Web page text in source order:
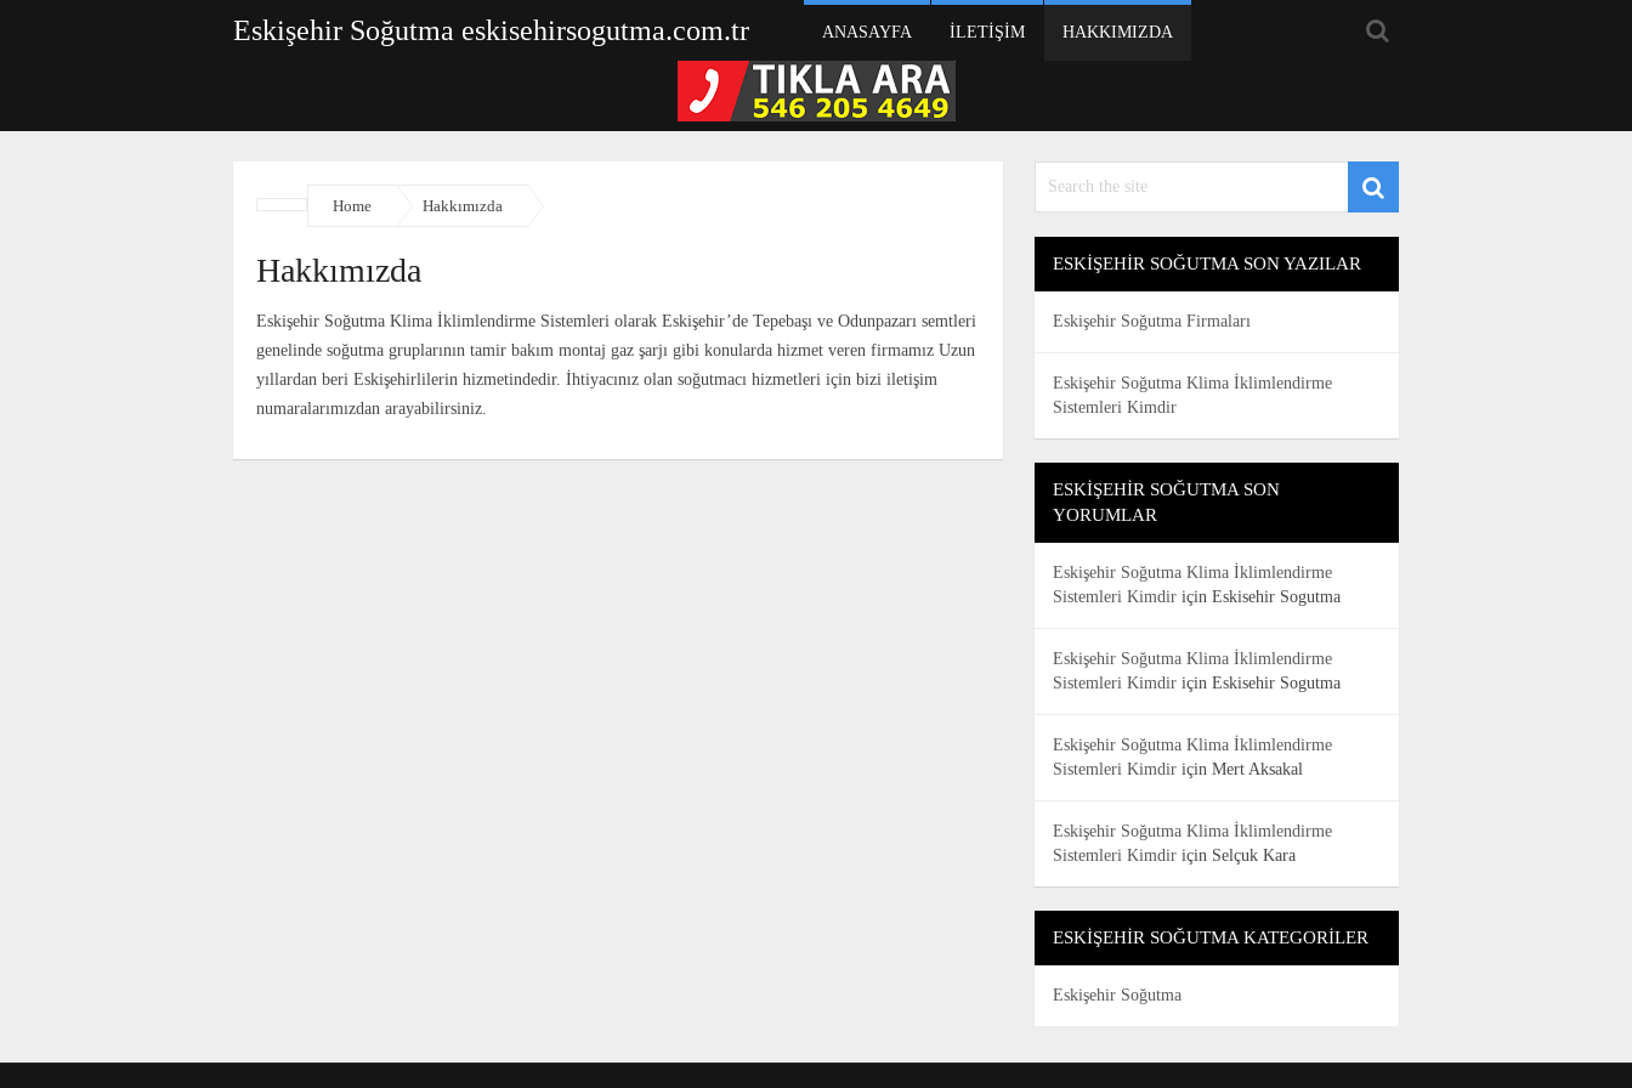
Eskişehir Soğutma eskisehirsogutma.com.tr ANASAYFA İLETIŞIM HAKKIMIZDA
Home Hakkımızda
Hakkımızda
Eskişehir Soğutma Klima İklimlendirme Sistemleri olarak Eskişehir’de Tepebaşı ve Odunpazarı semtleri
genelinde soğutma gruplarının tamir bakım montaj gaz şarjı gibi konularda hizmet veren firmamız Uzun
yıllardan beri Eskişehirlilerin hizmetindedir. İhtiyacınız olan soğutmacı hizmetleri için bizi iletişim
numaralarımızdan arayabilirsiniz.
ESKIŞEHIR SOĞUTMA SON YAZILAR
Eskişehir Soğutma Firmaları
Eskişehir Soğutma Klima İklimlendirme
Sistemleri Kimdir
ESKIŞEHIR SOĞUTMA SON
YORUMLAR
Eskişehir Soğutma Klima İklimlendirme
Sistemleri Kimdir için Eskisehir Sogutma
Eskişehir Soğutma Klima İklimlendirme
Sistemleri Kimdir için Eskisehir Sogutma
Eskişehir Soğutma Klima İklimlendirme
Sistemleri Kimdir için Mert Aksakal
Eskişehir Soğutma Klima İklimlendirme
Sistemleri Kimdir için Selçuk Kara
ESKIŞEHIR SOĞUTMA KATEGORILER
Eskişehir Soğutma